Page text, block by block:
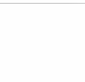
Для
двигателя,